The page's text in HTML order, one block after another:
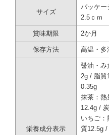
サイズ
パッケ
2.5ｃｍ
賞味期限 2か月
保存方法 高温・多
栄養成分表示
醤油・み
2g / 脂質
0.35g
抹茶：熱
12.4g /
いちご
質12.5g